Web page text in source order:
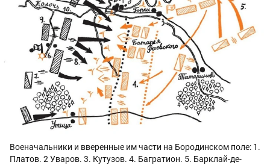
Военачальники и вверенные им части на Бородинском поле: 1.
Платов. 2 Уваров. 3. Кутузов. 4. Багратион. 5. Барклай-де-